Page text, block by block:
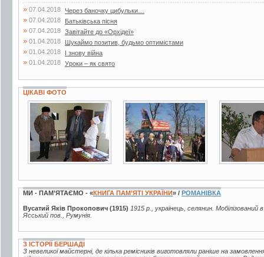
» 07.04.2018 Через баночку цибульки…
» 07.04.2018 Батьківська пісня
» 07.04.2018 Завітайте до «Орхідеї»
» 01.04.2018 Шукаймо позитив, будьмо оптимістами
» 01.04.2018 І знову війна
» 01.04.2018 Уроки – як свято
ЦІКАВІ ФОТО
2 фото 12 фото
МИ - ПАМ’ЯТАЄМО - «КНИГА ПАМ’ЯТІ УКРАЇНИ» / РОМАНІВКА
Вусатий Яків Прокопович (1915) 1915 р., українець, селянин.
Ясський пов., Румунія.
З ІСТОРІЇ БЕРШАДІ
З невеликої майстерні, де кілька ремісників виготовляли раніше на